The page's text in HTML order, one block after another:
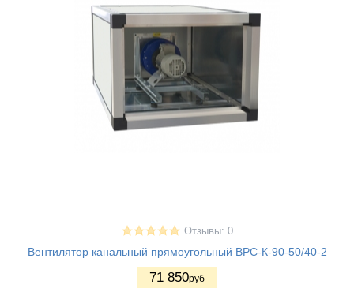
Отзывы: 0
Вентилятор канальный прямоугольный ВРС-К-90-50/40-2
71 850руб